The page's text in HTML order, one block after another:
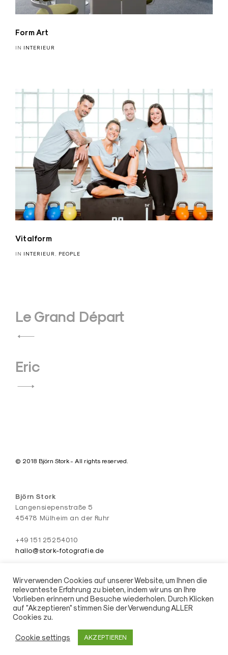
Form Art
IN INTERIEUR
Vitalform
IN INTERIEUR PEOPLE
Beitragsnavigation
Le Grand Départ
Eric
© 2018 Björn Stork - All rights reserved.
Björn Stork
Langensiepenstraße 5
45478 Mülheim an der Ruhr
+49 151 25254010
hallo@stork-fotografie.de
AGB Impressum / Datenschutz
Wir verwenden Cookies auf unserer Website, um Ihnen die
relevanteste Erfahrung zu bieten, indem wir uns an Ihre
Vorlieben erinnern und Besuche wiederholen. Durch Klicken
auf "Akzeptieren" stimmen Sie der Verwendung ALLER
Cookies zu.
Cookie settings AKZEPTIEREN